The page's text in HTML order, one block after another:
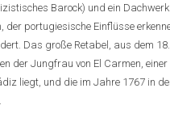
Barock) und ein
der portugiesische Einflüsse
Das große Retabel, aus dem
der Jungfrau von El Carmen, einer
liegt, und die im Jahre 1767 in